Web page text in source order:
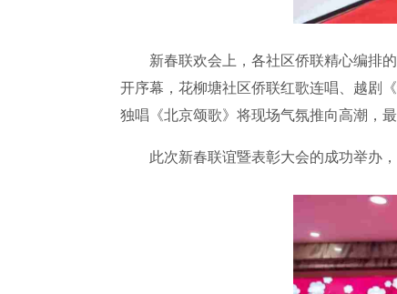
新春联欢会上，各社区侨联精心编排的
开序幕，花柳塘社区侨联红歌连唱、越剧
独唱《北京颂歌》将现场气氛推向高潮，
此次新春联谊暨表彰大会的成功举办，